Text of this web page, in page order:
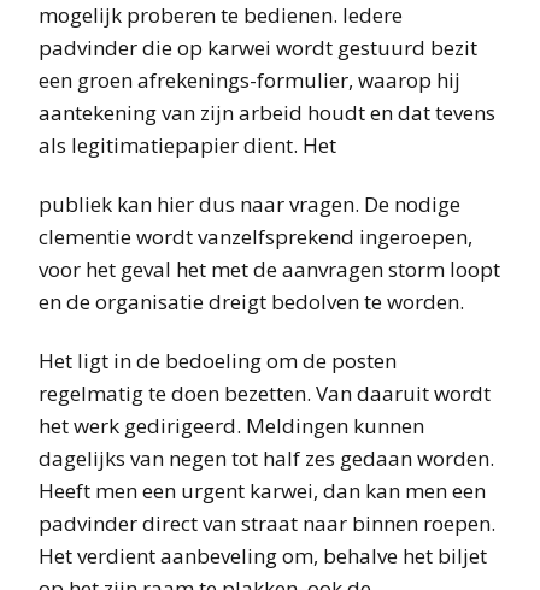
mogelijk proberen te bedienen. Iedere
padvinder die op karwei wordt gestuurd bezit
een groen afrekenings-formulier, waarop hij
aantekening van zijn arbeid houdt en dat tevens
als legitimatiepapier dient. Het
publiek kan hier dus naar vragen. De nodige
clementie wordt vanzelfsprekend ingeroepen,
voor het geval het met de aanvragen storm loopt
en de organisatie dreigt bedolven te worden.
Het ligt in de bedoeling om de posten
regelmatig te doen bezetten. Van daaruit wordt
het werk gedirigeerd. Meldingen kunnen
dagelijks van negen tot half zes gedaan worden.
Heeft men een urgent karwei, dan kan men een
padvinder direct van straat naar binnen roepen.
Het verdient aanbeveling om, behalve het biljet